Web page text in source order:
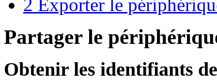
2 Exporter le
Partager le
Obtenir les identifiants